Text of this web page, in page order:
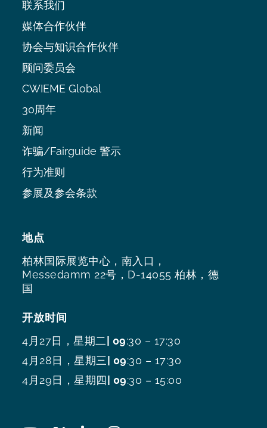
地点
柏林国际展览中心，南入口，
Messedamm 22号，D-14055 柏林，德
国
开放时间
4月27日，星期二| 09:30 – 17:30
4月28日，星期三| 09:30 – 17:30
4月29日，星期四| 09:30 – 15:00
联系我们
媒体合作伙伴
协会与知识合作伙伴
顾问委员会
CWIEME Global
30周年
新闻
诈骗/Fairguide 警示
行为准则
参展及参会条款